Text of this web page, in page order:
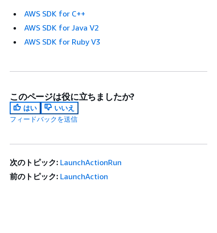
AWS SDK for C++
AWS SDK for Java V2
AWS SDK for Ruby V3
このページは役に立ちましたか?
はい
いいえ
フィードバックを送信
次のトピック: LaunchActionRun
前のトピック: LaunchAction